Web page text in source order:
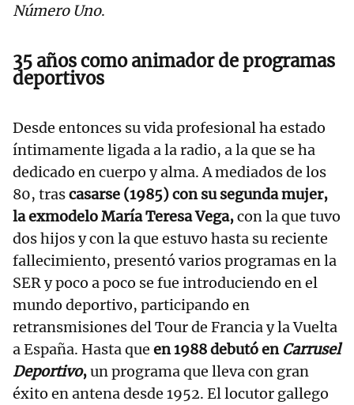
Número Uno.
35 años como animador de programas
deportivos
Desde entonces su vida profesional ha estado
íntimamente ligada a la radio, a la que se ha
dedicado en cuerpo y alma. A mediados de los
80, trascasarse (1985) con su segunda mujer,
la exmodelo María Teresa Vega,con la que tuvo
dos hijos y con la que estuvo hasta su reciente
fallecimiento, presentó varios programas en la
SER y poco a poco se fue introduciendo en el
mundo deportivo, participando en
retransmisiones del Tour de Francia y la Vuelta
a España. Hasta que en 1988 debutó en Carrusel
Deportivo,un programa que lleva con gran
éxito en antena desde 1952. El locutor gallego